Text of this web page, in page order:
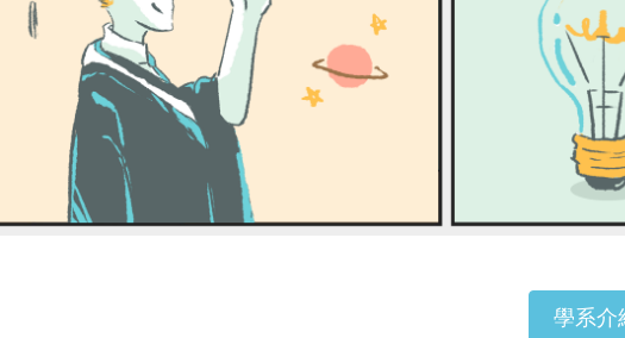
ColleGo! 大學選才與高中育才輔助系統
學系介